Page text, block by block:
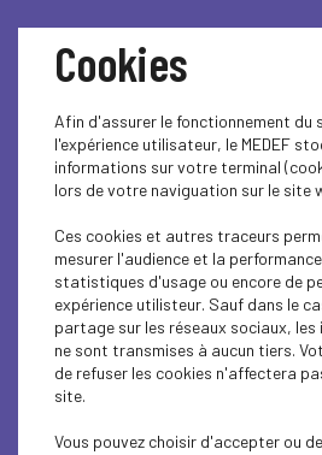
Le décret tant
l‘encadrement des
fréquence des appels
à des fins de
commerciale non-
octobre 2022.
Ce décret, pris en application
juillet 2020visant à encadrer le
et à lutter contre les appels
échanges entre le ministère et
prenantes.
Voici les éléments clefs du décret à
Cookies
Afin d'assurer le fonctionnement du
l'expérience utilisateur, le MEDEF
informations sur votre terminal
lors de votre naviguation sur le site
Ces cookies et autres traceurs
mesurer l'audience et la
statistiques d'usage ou encore de
expérience utilisteur. Sauf dans le
partage sur les réseaux sociaux,
ne sont transmises à aucun tiers.
de refuser les cookies n'affectera
site.
Vous pouvez choisir d'accepter ou